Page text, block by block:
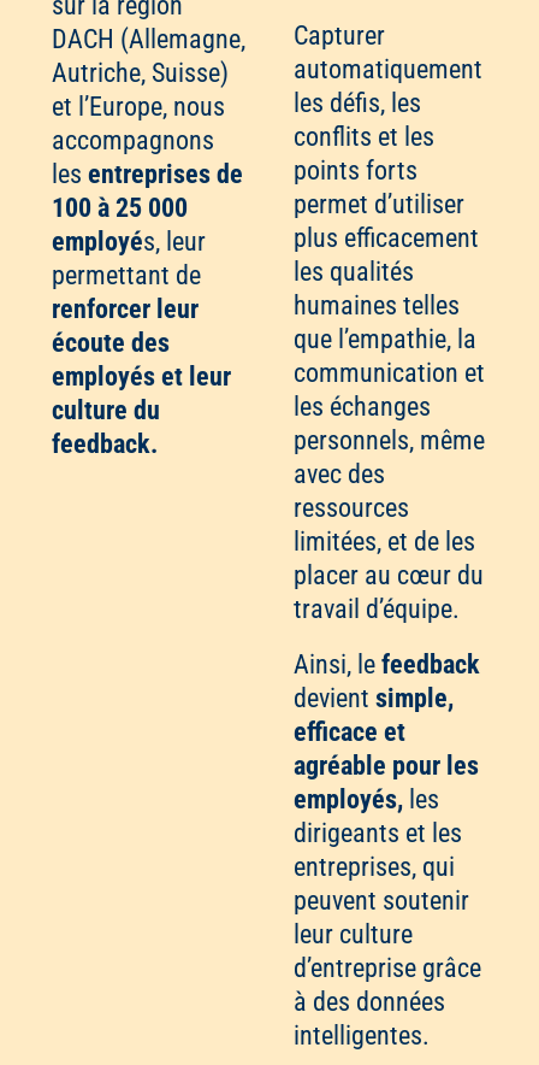
DACH (Allemagne,
Autriche, Suisse)
et l’Europe, nous
accompagnons
les entreprises de
100 à 25 000
employés, leur
permettant de
renforcer leur
écoute des
employés et leur
culture du
feedback.
Capturer
automatiquement
les défis, les
conflits et les
points forts
permet d’utiliser
plus efficacement
les qualités
humaines telles
que l’empathie, la
communication et
les échanges
personnels, même
avec des
ressources
limitées, et de les
placer au cœur du
travail d’équipe.
Ainsi, lefeedback
devientsimple,
efficace et
agréable pour les
employés, les
dirigeants et les
entreprises, qui
peuvent soutenir
leur culture
d’entreprise grâce
à des données
intelligentes.